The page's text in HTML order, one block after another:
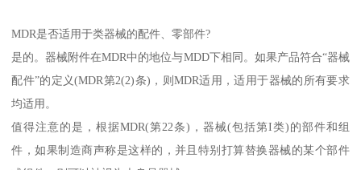
MDR是否适用于类器械的配件、零部件?
是的。器械附件在MDR中的地位与MDD下相同。如果产品符合“器械
配件”的定义(MDR第2(2)条)，则MDR适用，适用于器械的所有要求
均适用。
值得注意的是，根据MDR(第22条)，器械(包括第I类)的部件和组
件，如果制造商声称是这样的，并且特别打算替换器械的某个部件